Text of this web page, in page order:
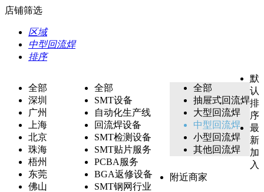
店铺筛选
区域
中型回流焊
排序
全部
深圳
广州
上海
北京
珠海
梧州
东莞
佛山
全部
SMT设备
自动化生产线
回流焊设备
SMT检测设备
SMT贴片服务
PCBA服务
BGA返修设备
SMT钢网行业
全部
抽屉式回流焊
大型回流焊
中型回流焊
小型回流焊
其他回流焊
默
认
排
序
最
新
加
入
附近商家